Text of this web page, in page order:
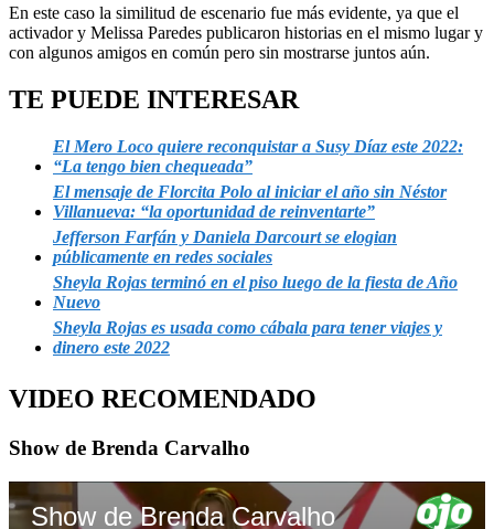
En este caso la similitud de escenario fue más evidente, ya que el
activador y Melissa Paredes publicaron historias en el mismo lugar y
con algunos amigos en común pero sin mostrarse juntos aún.
TE PUEDE INTERESAR
El Mero Loco quiere reconquistar a Susy Díaz este 2022:
“La tengo bien chequeada”
El mensaje de Florcita Polo al iniciar el año sin Néstor
Villanueva: “la oportunidad de reinventarte”
Jefferson Farfán y Daniela Darcourt se elogian
públicamente en redes sociales
Sheyla Rojas terminó en el piso luego de la fiesta de Año
Nuevo
Sheyla Rojas es usada como cábala para tener viajes y
dinero este 2022
VIDEO RECOMENDADO
Show de Brenda Carvalho
Show de Brenda Carvalho